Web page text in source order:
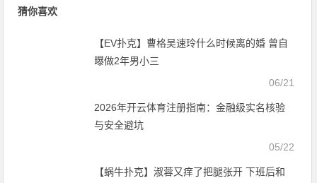
猜你喜欢
【EV扑克】曹格吴速玲什么时候离的婚 曾自
曝做2年男小三
06/21
2026年开云体育注册指南：金融级实名核验
与安全避坑
05/22
【蜗牛扑克】淑蓉又痒了把腿张开 下班后和